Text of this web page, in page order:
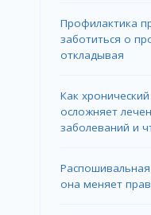
Профилактика
заботиться о
откладывая
Как
осложняет
заболеваний и
она меняет